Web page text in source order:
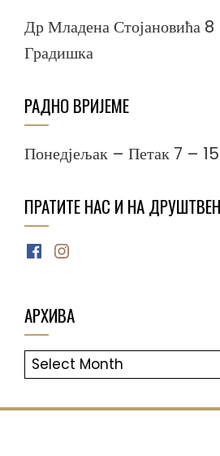
Др Младена Стојановића 8
Градишка
РАДНО ВРИЈЕМЕ
Понедјељак – Петак 7 – 15
ПРАТИТЕ НАС И НА
Facebook
Instagram
АРХИВА
АРХИВА